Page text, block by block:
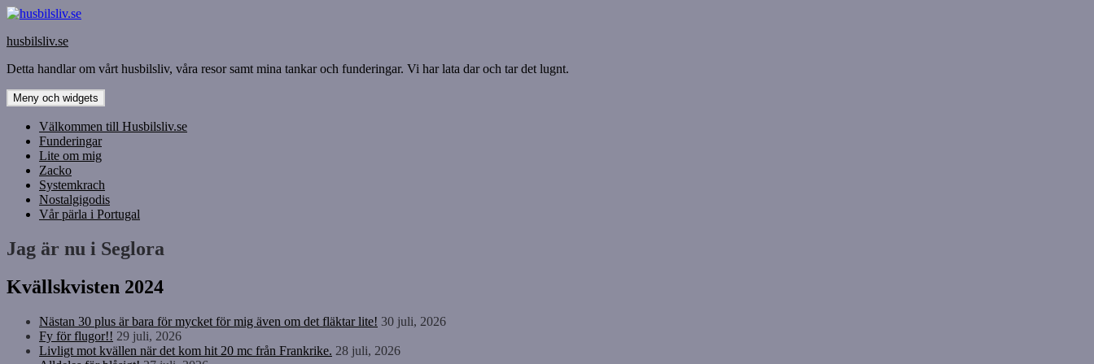
Hoppa
innehåll
husbilsliv.se
Detta handlar om vårt husbilsliv, våra resor samt mina tankar och funderingar. Vi har lata dar och tar det lugnt.
Meny och widgets
Välkommen till Husbilsliv.se
Funderingar
Lite om mig
Zacko
Systemkrach
Nostalgigodis
Vår pärla i Portugal
Jag är nu i Seglora
Kvällskvisten 2024
Nästan 30 plus är bara för mycket för mig även om det fläktar lite! 30 juli, 2026
Fy för flugor!! 29 juli, 2026
Livligt mot kvällen när det kom hit 20 mc från Frankrike. 28 juli, 2026